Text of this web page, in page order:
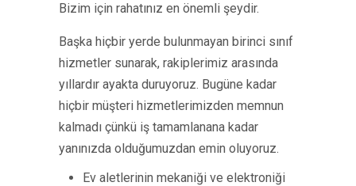
Bizim için rahatınız en önemli şeydir.
Başka hiçbir yerde bulunmayan birinci sınıf
hizmetler sunarak, rakiplerimiz arasında
yıllardır ayakta duruyoruz. Bugüne kadar
hiçbir müşteri hizmetlerimizden memnun
kalmadı çünkü iş tamamlanana kadar
yanınızda olduğumuzdan emin oluyoruz.
Ev aletlerinin mekaniği ve elektroniği